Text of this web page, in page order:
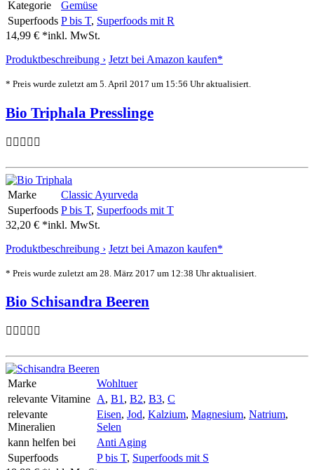
Kategorie
Gemüse
Superfoods P bis T, Superfoods mit R
14,99 € *inkl. MwSt.
Produktbeschreibung › Jetzt bei Amazon kaufen*
* Preis wurde zuletzt am 5. April 2017 um 15:56 Uhr aktualisiert.
Bio Triphala Presslinge
Marke
Classic Ayurveda
Superfoods P bis T, Superfoods mit T
32,20 € *inkl. MwSt.
Produktbeschreibung › Jetzt bei Amazon kaufen*
* Preis wurde zuletzt am 28. März 2017 um 12:38 Uhr aktualisiert.
Bio Schisandra Beeren
Marke
Wohltuer
relevante Vitamine A, B1 , B2, B3, C
relevante
Mineralien
Eisen, Jod, Kalzium, Magnesium, Natrium,
Selen
kann helfen bei
Anti Aging
Superfoods
P bis T, Superfoods mit S